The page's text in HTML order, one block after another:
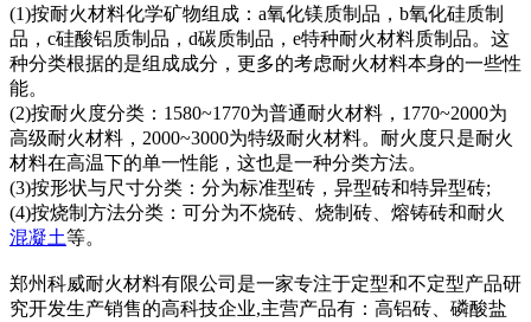
(1)按耐火材料化学矿物组成：a氧化镁质制品，b氧化硅质制
品，c硅酸铝质制品，d碳质制品，e特种耐火材料质制品。这
种分类根据的是组成成分，更多的考虑耐火材料本身的一些性
能。
(2)按耐火度分类：1580~1770为普通耐火材料，1770~2000为
高级耐火材料，2000~3000为特级耐火材料。耐火度只是耐火
材料在高温下的单一性能，这也是一种分类方法。
(3)按形状与尺寸分类：分为标准型砖，异型砖和特异型砖;
(4)按烧制方法分类：可分为不烧砖、烧制砖、熔铸砖和耐火
混凝土等。
郑州科威耐火材料有限公司是一家专注于定型和不定型产品研
究开发生产销售的高科技企业,主营产品有：高铝砖、磷酸盐